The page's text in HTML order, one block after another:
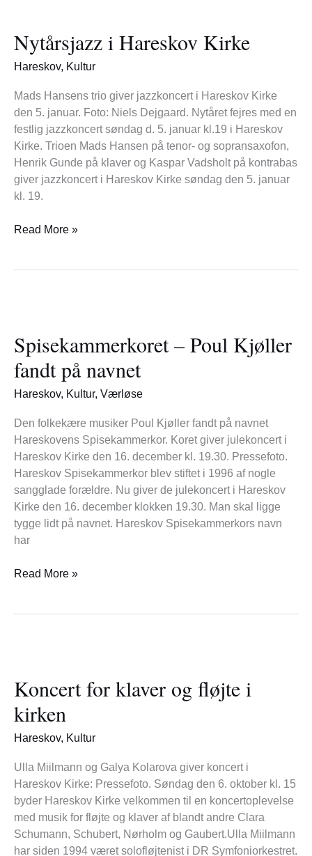
Nytårsjazz i Hareskov Kirke
Hareskov, Kultur
Mads Hansens trio giver jazzkoncert i Hareskov Kirke
den 5. januar. Foto: Niels Dejgaard. Nytåret fejres med en
festlig jazzkoncert søndag d. 5. januar kl.19 i Hareskov
Kirke. Trioen Mads Hansen på tenor- og sopransaxofon,
Henrik Gunde på klaver og Kaspar Vadsholt på kontrabas
giver jazzkoncert i Hareskov Kirke søndag den 5. januar
kl. 19.
Hareskov
Kirke
Read More »
Spisekammerkoret – Poul Kjøller
fandt på navnet
Hareskov, Kultur, Værløse
Den folkekære musiker Poul Kjøller fandt på navnet
Hareskovens Spisekammerkor. Koret giver julekoncert i
Hareskov Kirke den 16. december kl. 19.30. Pressefoto.
Hareskov Spisekammerkor blev stiftet i 1996 af nogle
sangglade forældre. Nu giver de julekoncert i Hareskov
Kirke den 16. december klokken 19.30. Man skal ligge
tygge lidt på navnet. Hareskov Spisekammerkors navn
har
Poul
Kjøller
fandt
på
Read More »
Koncert for klaver og fløjte i
kirken
Hareskov, Kultur
Ulla Miilmann og Galya Kolarova giver koncert i
Hareskov Kirke: Pressefoto. Søndag den 6. oktober kl. 15
byder Hareskov Kirke velkommen til en koncertoplevelse
med musik for fløjte og klaver af blandt andre Clara
Schumann, Schubert, Nørholm og Gaubert.Ulla Miilmann
har siden 1994 været solofløjtenist i DR Symfoniorkestret.
klaver
og
fløjte
i